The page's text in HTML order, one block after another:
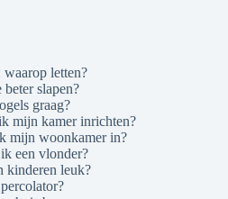
letten?
slapen?
graag?
mijn kamer inrichten?
mijn woonkamer in?
een vlonder?
kinderen leuk?